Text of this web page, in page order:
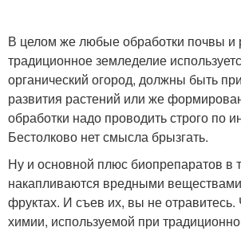
В целом же любые обработки почвы и
традиционное земледелие
органический огород, должны быть
развития растений или же
обработки надо проводить строго по
Бестолково нет смысла брызгать.
Ну и основной плюс биопрепаратов в
накапливаются вредными
фруктах. И съев их, вы не
химии, используемой при